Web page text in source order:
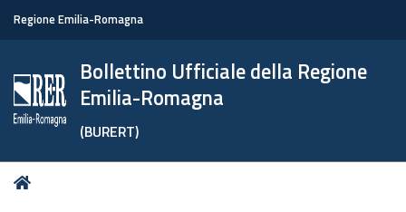
Regione Emilia-Romagna
Bollettino Ufficiale della Regione
Emilia-Romagna
(BURERT)
Tu